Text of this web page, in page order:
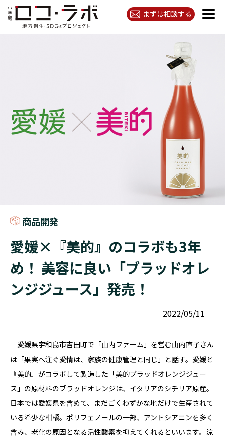
まずは相談する
商品開発
愛媛×『美的』のコラボも3年
め！ 美容に良い「ブラッドオレ
ンジジュース」発売！
2022/05/11
愛媛県宇和島市吉田町で「山内ファーム」を営む山内直子さん
は「果実へ注ぐ愛情は、家族の健康管理と同じ」と話す。愛媛と
『美的』がコラボして製造した「美的ブラッドオレンジジュー
ス」の原材料のブラッドオレンジは、イタリアのシチリア原産。
日本では愛媛県を含めて、まだごくわずかな地だけで生産されて
いる希少な柑橘。ポリフェノールの一部、アントシアニンを多く
含み、老化の原因となる活性酸素を抑えてくれるといいます。涼